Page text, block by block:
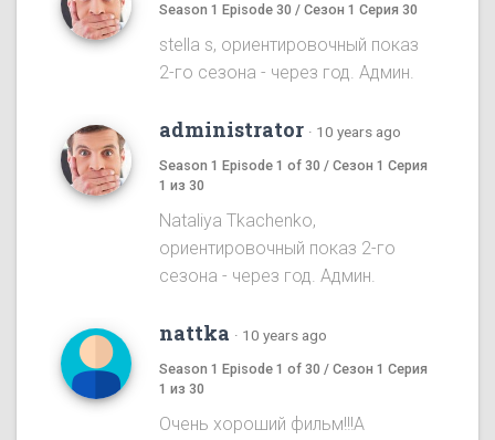
Season 1 Episode 30 / Сезон 1 Серия 30
stella s, ориентировочный показ
2-го сезона - через год. Админ.
administrator · 10 years ago
Season 1 Episode 1 of 30 / Сезон 1 Серия
1 из 30
Nataliya Tkachenko,
ориентировочный показ 2-го
сезона - через год. Админ.
nattka · 10 years ago
Season 1 Episode 1 of 30 / Сезон 1 Серия
1 из 30
Очень хороший фильм!!!А